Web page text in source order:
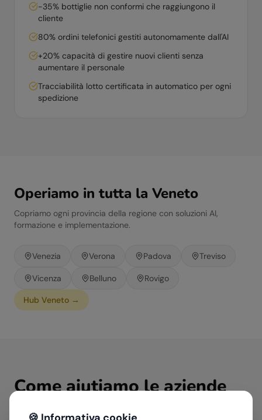
-35% bottiglie non conformi che raggiungono il
cliente
80% ordini telefonici gestiti autonomamente dall'AI
+20% capacità di gestire nuovi clienti senza
aumentare il personale
Tracciabilità lotto certificata in automatico per ogni
spedizione
Operiamo in tutta la Veneto
Copriamo ogni provincia della regione con soluzioni AI,
formazione e implementazione.
Venezia Verona Padova Treviso
Vicenza Belluno Rovigo
Hub Veneto →
Come aiutiamo le aziende
del Agroalimentare & Food